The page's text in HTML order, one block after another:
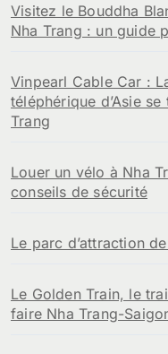
Visitez le Bouddha
Nha Trang : un guide
Vinpearl Cable Car :
téléphérique d’Asie
Trang
Louer un vélo à Nha
conseils de sécurité
Le parc d’attraction
Le Golden Train, le
faire Nha Trang-